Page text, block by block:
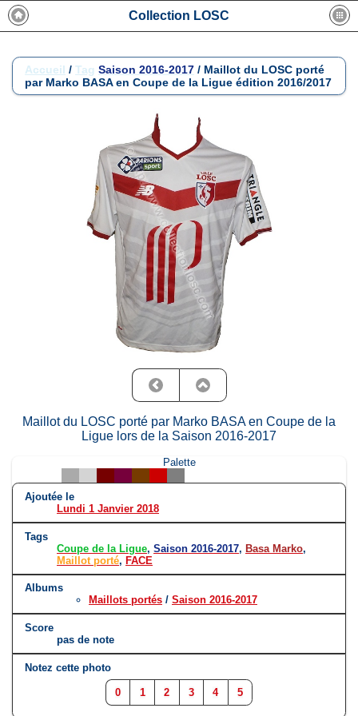
Collection LOSC
Accueil / Tag Saison 2016-2017 / Maillot du LOSC porté
par Marko BASA en Coupe de la Ligue édition 2016/2017
Maillot du LOSC porté par Marko BASA en Coupe de la
Ligue lors de la Saison 2016-2017
Palette
Ajoutée le
Lundi 1 Janvier 2018
Tags
Coupe de la Ligue, Saison 2016-2017, Basa Marko,
Maillot porté, FACE
Albums
Maillots portés / Saison 2016-2017
Score
pas de note
Notez cette photo
0 1 2 3 4 5